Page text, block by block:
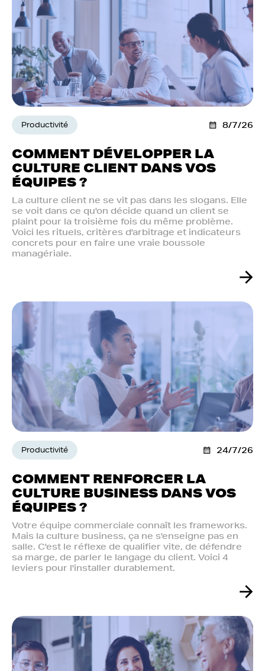
Productivité 8/7/26
COMMENT DÉVELOPPER LA
CULTURE CLIENT DANS VOS
ÉQUIPES ?
La culture client ne se vit pas dans les slogans. Elle
se voit dans ce qu'on décide quand un client se
plaint pour la troisième fois du même problème.
Voici les rituels, critères d'arbitrage et indicateurs
concrets pour en faire une vraie boussole
managériale.
Productivité 24/7/26
COMMENT RENFORCER LA
CULTURE BUSINESS DANS VOS
ÉQUIPES ?
Votre équipe commerciale connaît les frameworks.
Mais la culture business, ça ne s'enseigne pas en
salle. C'est le réflexe de qualifier vite, de défendre
sa marge, de parler le langage du client. Voici 4
leviers pour l'installer durablement.